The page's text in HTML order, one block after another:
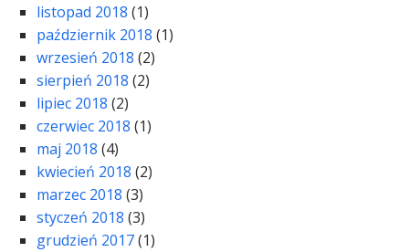
listopad 2018 (1)
październik 2018 (1)
wrzesień 2018 (2)
sierpień 2018 (2)
lipiec 2018 (2)
czerwiec 2018 (1)
maj 2018 (4)
kwiecień 2018 (2)
marzec 2018 (3)
styczeń 2018 (3)
grudzień 2017(1)